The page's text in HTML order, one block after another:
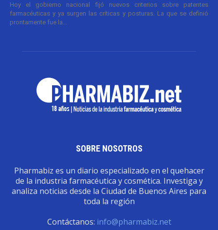
Hoy el gobierno nacional fijó nuevos criterios sobre patentes
farmacéuticas y ya surgen las críticas y posturas. La que se definió
prontamente fue la...
SOBRE NOSOTROS
Pharmabiz es un diario especializado en el quehacer
de la industria farmacéutica y cosmética. Investiga y
analiza noticias desde la Ciudad de Buenos Aires para
toda la región
Contáctanos: info@pharmabiz.net